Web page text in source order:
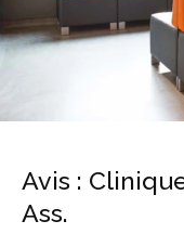
Avis :
Ass.